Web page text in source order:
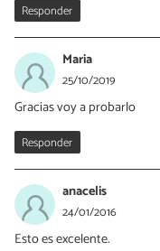
Responder
Maria
25/10/2019
Gracias voy a probarlo
Responder
anacelis
24/01/2016
Esto es excelente.